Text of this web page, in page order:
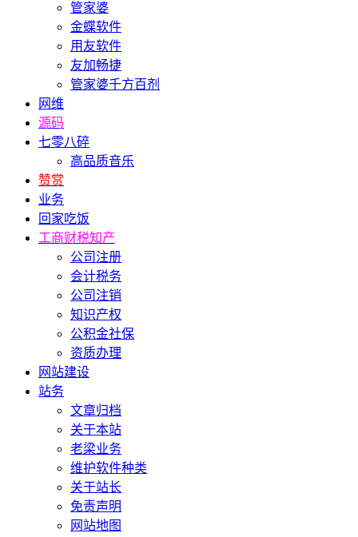
管家婆
金蝶软件
用友软件
友加畅捷
管家婆千方百剂
网维
源码
七零八碎
高品质音乐
赞赏
业务
回家吃饭
工商财税知产
公司注册
会计税务
公司注销
知识产权
公积金社保
资质办理
网站建设
站务
文章归档
关于本站
老梁业务
维护软件种类
关于站长
免责声明
网站地图